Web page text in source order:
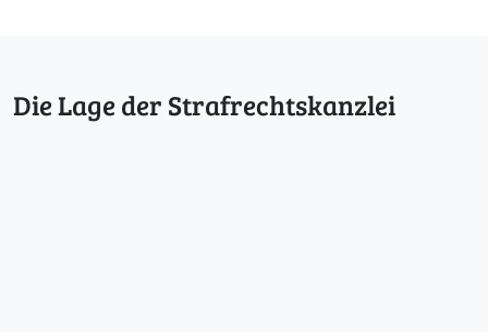
Die Lage der Strafrechtskanzlei